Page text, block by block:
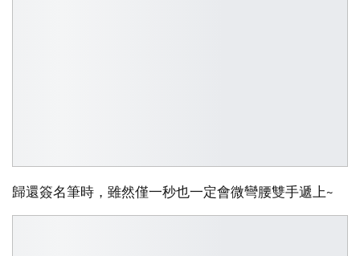
歸還簽名筆時，雖然僅一秒也一定會微彎腰雙手遞上~